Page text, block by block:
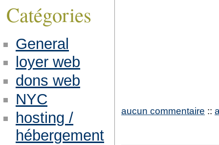
aucun commentaire ::
Catégories
General
loyer web
dons web
NYC
hosting /
hébergement